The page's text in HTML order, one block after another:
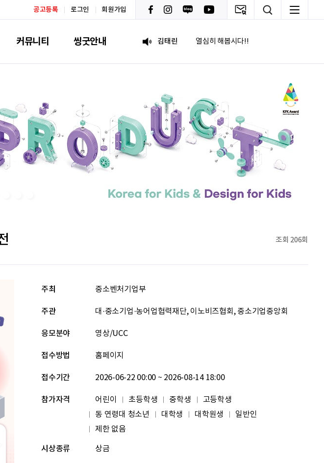
공고등록 로그인 회원가입
커뮤니티 씽굿안내
박혜진
김태린 열심히 해봅시다!!
조현기
전임준
이윤호 힘내세요
획기적인 변화를 이루기를.
김태린 열심히 해봅시다!!
이윤호 힘내세요
조회 206회
주최 중소벤처기업부
주관 대·중소기업·농어업협력재단, 이노비즈협회, 중소기업중앙회
응모분야 영상/UCC
접수방법 홈페이지
접수기간 2026-06-22 00:00 ~ 2026-08-14 18:00
참가자격 어린이 초등학생 중학생
고등학생
동 연령대 청소년
대학생 대학원생
일반인
제한 없음
시상종류 상금